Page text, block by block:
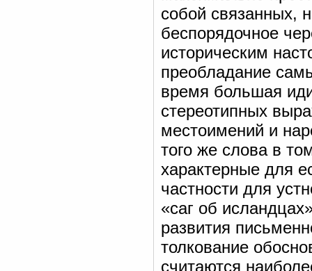
собой связанных,
беспорядочное
историческим
преобладание
время большая
стереотипных
местоимений и
того же слова в
характерные для
частности для
«саг об
развития
толкование
считаются